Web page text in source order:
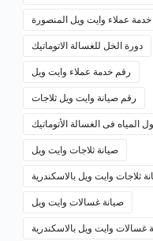
خدمة عملاء وايت ويل المنصورة
دورة الخل للغسالة الاتوماتيك
رقم خدمة عملاء وايت ويل
رقم صيانة وايت ويل ثلاجات
المياه فى الغسالة الأتوماتيك
صيانة ثلاجات وايت ويل
ثلاجات وايت ويل بالاسكندرية
صيانة غسالات وايت ويل
غسالات وايت ويل بالاسكندرية